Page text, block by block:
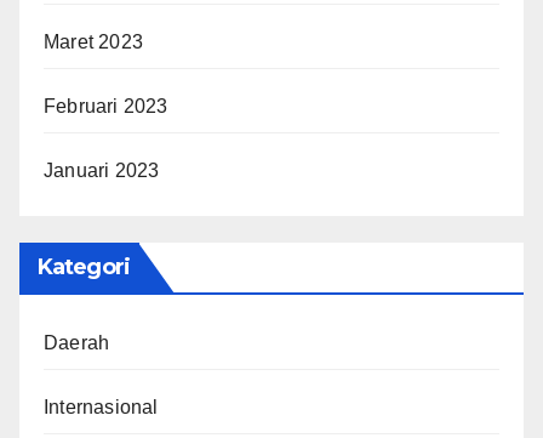
Maret 2023
Februari 2023
Januari 2023
Kategori
Daerah
Internasional